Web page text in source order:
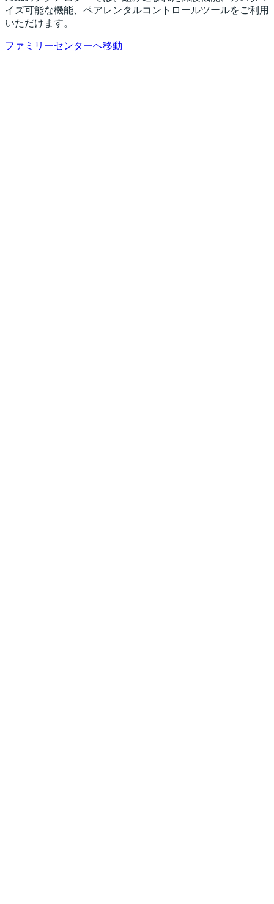
イズ可能な機能、ペアレンタルコントロールツールをご利用
いただけます。
ファミリーセンターへ移動